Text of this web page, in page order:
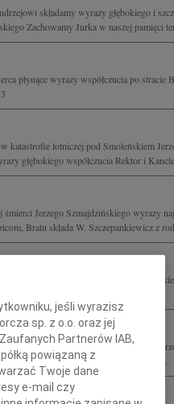
składamy wyrazy głębokiego i
Zachowamy Jurka w naszej pamięci
płynące wyrazy współczucia po stracie
katastrofie lotniczej pod Smoleńskiem
głębokiego współczucia Rektor i
Jerzego Szmajdzińskiego wyrazy
Bratu składa W. Szczepankiewicz z
najszczersze wyrazy
katastrofie lotniczej pod Smoleńskiem
kondolencje składają członkowie...
jeśli wyrazisz
sp. z o.o. oraz jej
] Zaufanych Partnerów IAB,
powiązaną z
Twoje dane
e-mail czy